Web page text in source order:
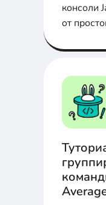
консоли
от